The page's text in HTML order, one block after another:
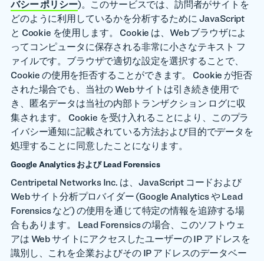
バシー ポリシー)。このサービスでは、訪問者がサイトを
どのように利用しているかを分析するために JavaScript
と Cookie を使用します。 Cookie は、Web ブラウザによ
ってコンピュータに保存される非常に小さなテキスト フ
ァイルです。ブラウザで適切な設定を選択することで、
Cookie の使用を拒否することができます。 Cookie が拒否
された場合でも、当社の Web サイトは引き続き使用で
き、匿名データは当社の内部トランザクション ログに収
集されます。 Cookie を受け入れることにより、このプラ
イバシー通知に記載されている方法および目的でデータを
処理することに同意したことになります。
Google Analytics および Lead Forensics
Centripetal Networks Inc. は、JavaScript コードおよび
Web サイト分析プロバイダー (Google Analytics や Lead
Forensics など) の使用を通じて特定の情報を追跡する場
合もあります。 Lead Forensics の場合、このソフトウェ
アは Web サイトにアクセスしたユーザーの IP アドレスを
識別し、これを企業およびその IP アドレスのデータベー